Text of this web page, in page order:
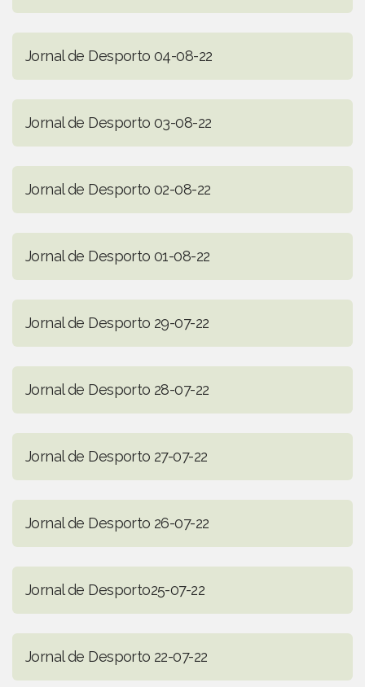
Jornal de Desporto 04-08-22
Jornal de Desporto 03-08-22
Jornal de Desporto 02-08-22
Jornal de Desporto 01-08-22
Jornal de Desporto 29-07-22
Jornal de Desporto 28-07-22
Jornal de Desporto 27-07-22
Jornal de Desporto 26-07-22
Jornal de Desporto25-07-22
Jornal de Desporto 22-07-22